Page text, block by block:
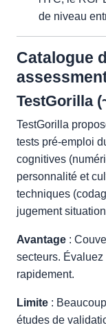
de niveau
Catalogue
TestGorilla
TestGorilla
tests pré-emploi
cognitives
personnalité et
techniques
jugement
Avantage :
secteurs. Évaluez
rapidement.
Limite :
études de